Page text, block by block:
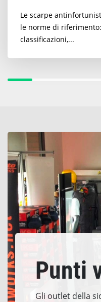
Le scarpe
le norme di
classificazioni,...
Punti
Gli outlet della